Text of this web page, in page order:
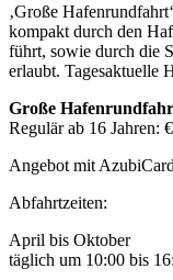
‚Große
kompakt durch den
führt, sowie durch die
erlaubt. Tagesaktuelle
Große
Regulär ab 16 Jahren:
Angebot mit
Abfahrtzeiten:
April bis Oktober
täglich um 10:00 bis